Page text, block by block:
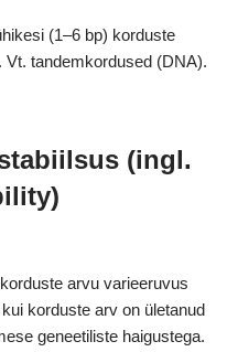
(1–6 bp) korduste
tandemkordused (DNA).
(ingl.
arvu varieeruvus
korduste arv on ületanud
geneetiliste haigustega.